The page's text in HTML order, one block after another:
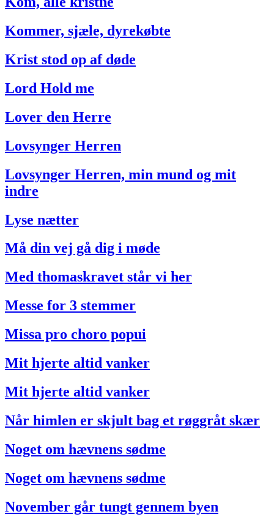
Kommer, sjæle, dyrekøbte
Krist stod op af døde
Lord Hold me
Lover den Herre
Lovsynger Herren
Lovsynger Herren, min mund og mit
indre
Lyse nætter
Må din vej gå dig i møde
Med thomaskravet står vi her
Messe for 3 stemmer
Missa pro choro popui
Mit hjerte altid vanker
Mit hjerte altid vanker
Når himlen er skjult bag et røggråt skær
Noget om hævnens sødme
Noget om hævnens sødme
November går tungt gennem byen